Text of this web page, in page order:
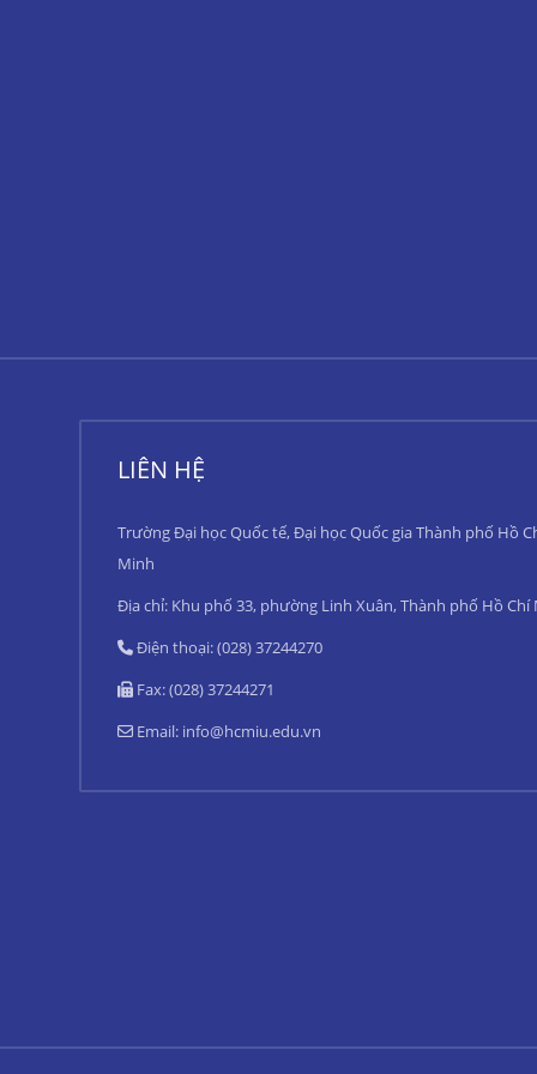
LIÊN HỆ
Trường Đại học Quốc tế, Đại học Quốc gia Thành phố Hồ
Minh
Địa chỉ: Khu phố 33, phường Linh Xuân, Thành phố Hồ Chí
Điện thoại: (028) 37244270
Fax: (028) 37244271
Email: info@hcmiu.edu.vn